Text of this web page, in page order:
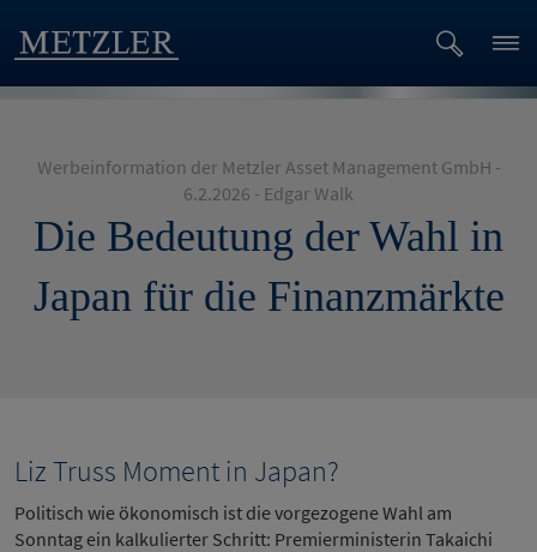
Werbeinformation der Metzler Asset Management GmbH -
6.2.2026 - Edgar Walk
Die Bedeutung der Wahl in
Japan für die Finanzmärkte
Liz Truss Moment in Japan?
Politisch wie ökonomisch ist die vorgezogene Wahl am
Sonntag ein kalkulierter Schritt: Premierministerin Takaichi